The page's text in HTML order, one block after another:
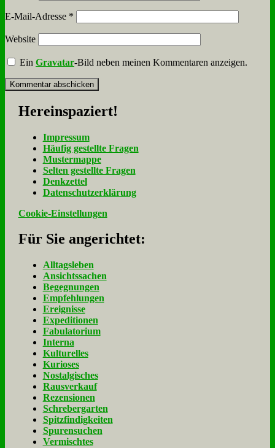
E-Mail-Adresse *
Website
EinGravatar-Bild neben meinen Kommentaren anzeigen.
Her­ein­spa­ziert!
Im­pres­sum
Häu­fig ge­stell­te Fra­gen
Mu­ster­map­pe
Sel­ten ge­stell­te Fra­gen
Denk­zet­tel
Da­ten­schutz­er­klä­rung
Cookie-Einstellungen
Für Sie an­ge­rich­tet:
Alltagsleben
Ansichtssachen
Begegnungen
Empfehlungen
Ereignisse
Expeditionen
Fabulatorium
Interna
Kulturelles
Kurioses
Nostalgisches
Rausverkauf
Rezensionen
Schrebergarten
Spitzfindigkeiten
Spurensuchen
Vermischtes